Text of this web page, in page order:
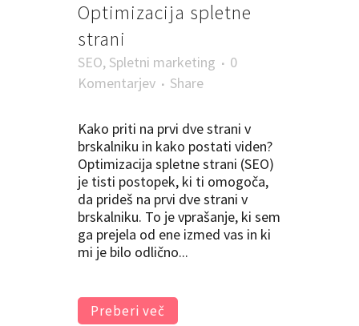
Optimizacija spletne
strani
SEO, Spletni marketing
0
Komentarjev
Share
Kako priti na prvi dve strani v
brskalniku in kako postati viden?
Optimizacija spletne strani (SEO)
je tisti postopek, ki ti omogoča,
da prideš na prvi dve strani v
brskalniku. To je vprašanje, ki sem
ga prejela od ene izmed vas in ki
mi je bilo odlično...
Preberi več